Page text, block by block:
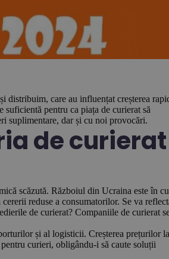
care au influențat creșterea
pentru ca piața de curierat să
suplimentare, dar și cu noi provocări.
de curierat
scăzută. Războiul din Ucraina este în
reduse a consumatorilor. Se va
de curierat? Companiile de curierat
și al logisticii. Creșterea prețurilor la
curieri, obligându-i să caute soluții